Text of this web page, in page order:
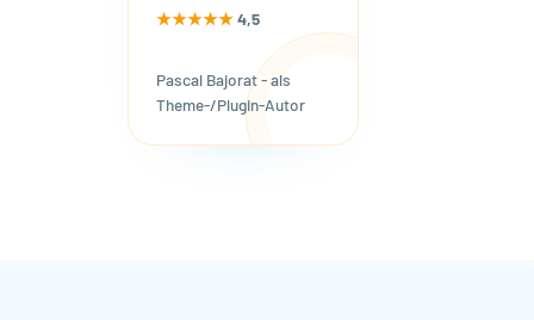
★★★★★4,5
Pascal Bajorat - als
Theme-/Plugin-Autor